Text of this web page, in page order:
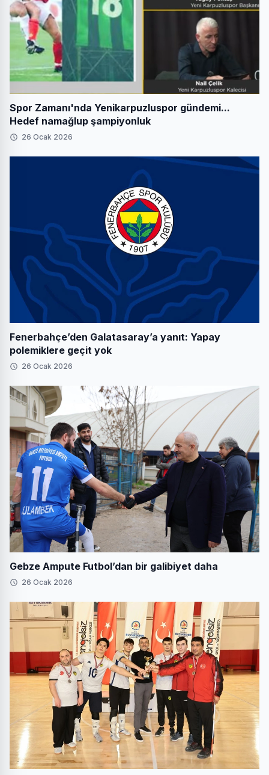
Spor Zamanı'nda Yenikarpuzluspor gündemi...
Hedef namağlup şampiyonluk
26 Ocak 2026
Fenerbahçe’den Galatasaray’a yanıt: Yapay
polemiklere geçit yok
26 Ocak 2026
Gebze Ampute Futbol’dan bir galibiyet daha
26 Ocak 2026